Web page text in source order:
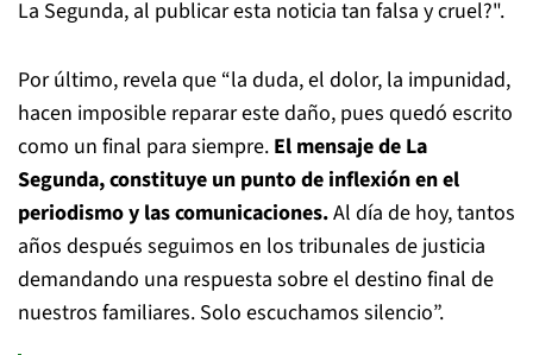
La Segunda, al publicar esta noticia tan falsa y cruel?".
Por último, revela que “la duda, el dolor, la impunidad,
hacen imposible reparar este daño, pues quedó escrito
como un final para siempre. El mensaje de La
Segunda, constituye un punto de inflexión en el
periodismo y las comunicaciones.Al día de hoy, tantos
años después seguimos en los tribunales de justicia
demandando una respuesta sobre el destino final de
nuestros familiares. Solo escuchamos silencio”.